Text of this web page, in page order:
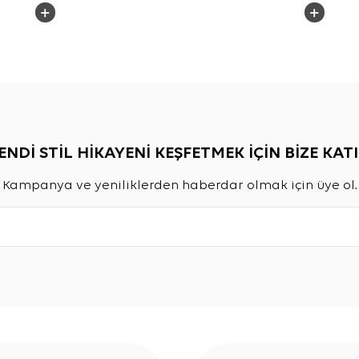
STİL HİKAYENİ KEŞFETMEK İÇİN BİZE
Kampanya ve yeniliklerden haberdar olmak için üye ol.